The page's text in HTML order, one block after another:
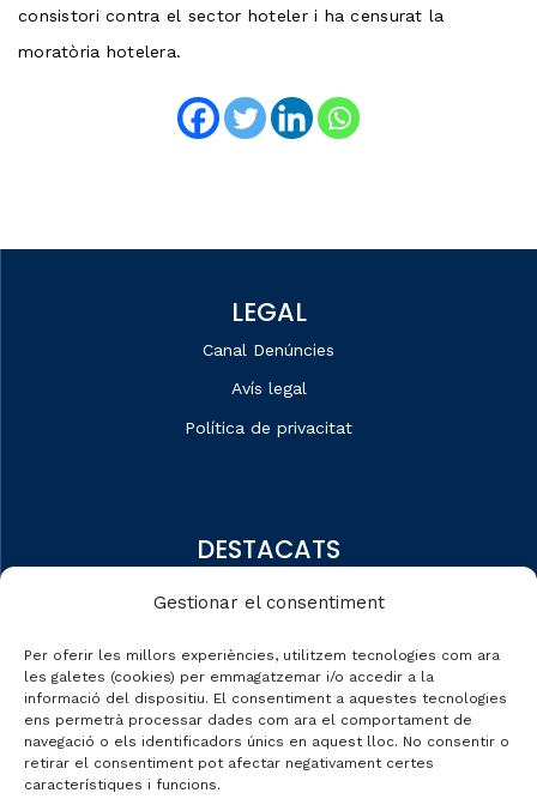
Gestionar el consentiment
Per oferir les millors experiències, utilitzem tecnologies com ara
les galetes (cookies) per emmagatzemar i/o accedir a la
informació del dispositiu. El consentiment a aquestes tecnologies
ens permetrà processar dades com ara el comportament de
navegació o els identificadors únics en aquest lloc. No consentir o
retirar el consentiment pot afectar negativament certes
característiques i funcions.
consistori contra el sector hoteler i ha censurat la
moratòria hotelera.
LEGAL
Canal Denúncies
Avís legal
Política de privacitat
DESTACATS
Dades de mercat
Automobile Talks